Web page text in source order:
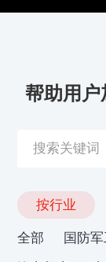
帮助用户
按行业
全部 国防